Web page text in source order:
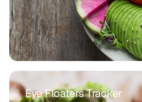
Eye Floaters Tracker